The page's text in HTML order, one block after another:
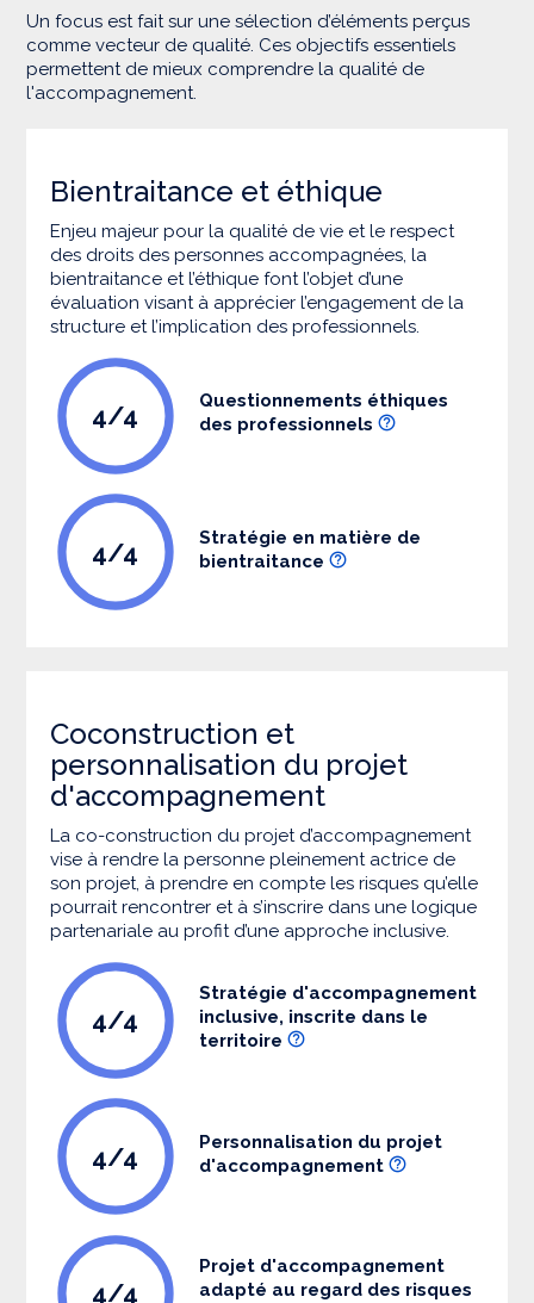
Un focus est fait sur une sélection d’éléments perçus
comme vecteur de qualité. Ces objectifs essentiels
permettent de mieux comprendre la qualité de
l'accompagnement.
Bientraitance et éthique
Enjeu majeur pour la qualité de vie et le respect
des droits des personnes accompagnées, la
bientraitance et l’éthique font l’objet d’une
évaluation visant à apprécier l’engagement de la
structure et l’implication des professionnels.
4/4
Questionnements éthiques
des professionnels
4/4
Stratégie en matière de
bientraitance
Coconstruction et
personnalisation du projet
d'accompagnement
La co-construction du projet d’accompagnement
vise à rendre la personne pleinement actrice de
son projet, à prendre en compte les risques qu’elle
pourrait rencontrer et à s’inscrire dans une logique
partenariale au profit d’une approche inclusive.
4/4
Stratégie d'accompagnement
inclusive, inscrite dans le
territoire
4/4
Personnalisation du projet
d'accompagnement
4/4
Projet d'accompagnement
adapté au regard des risques